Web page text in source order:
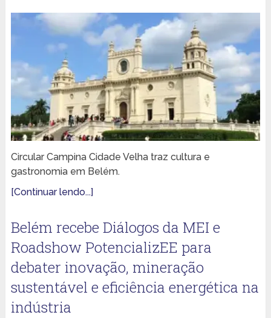
Circular Campina Cidade Velha traz cultura e
gastronomia em Belém.
[Continuar lendo...]
Belém recebe Diálogos da MEI e
Roadshow PotencializEE para
debater inovação, mineração
sustentável e eficiência energética na
indústria